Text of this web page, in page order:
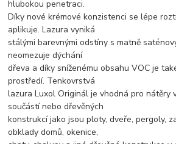
hlubokou penetraci.
Díky nové krémové konzistenci se lépe
aplikuje. Lazura vyniká
stálými barevnými odstíny s matně
neomezuje dýchání
dřeva a díky sníženému obsahu VOC je
prostředí. Tenkovrstvá
lazura Luxol Originál je vhodná pro nátěry
součástí nebo dřevěných
konstrukcí jako jsou ploty, dveře, pergoly,
obklady domů, okenice,